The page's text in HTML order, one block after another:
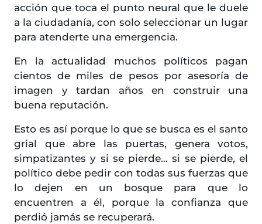
acción que toca el punto neural que le duele
a la ciudadanía, con solo seleccionar un lugar
para atenderte una emergencia.
En la actualidad muchos políticos pagan
cientos de miles de pesos por asesoría de
imagen y tardan años en construir una
buena reputación.
Esto es así porque lo que se busca es el santo
grial que abre las puertas, genera votos,
simpatizantes y si se pierde… si se pierde, el
político debe pedir con todas sus fuerzas que
lo dejen en un bosque para que lo
encuentren a él, porque la confianza que
perdió jamás se recuperará.